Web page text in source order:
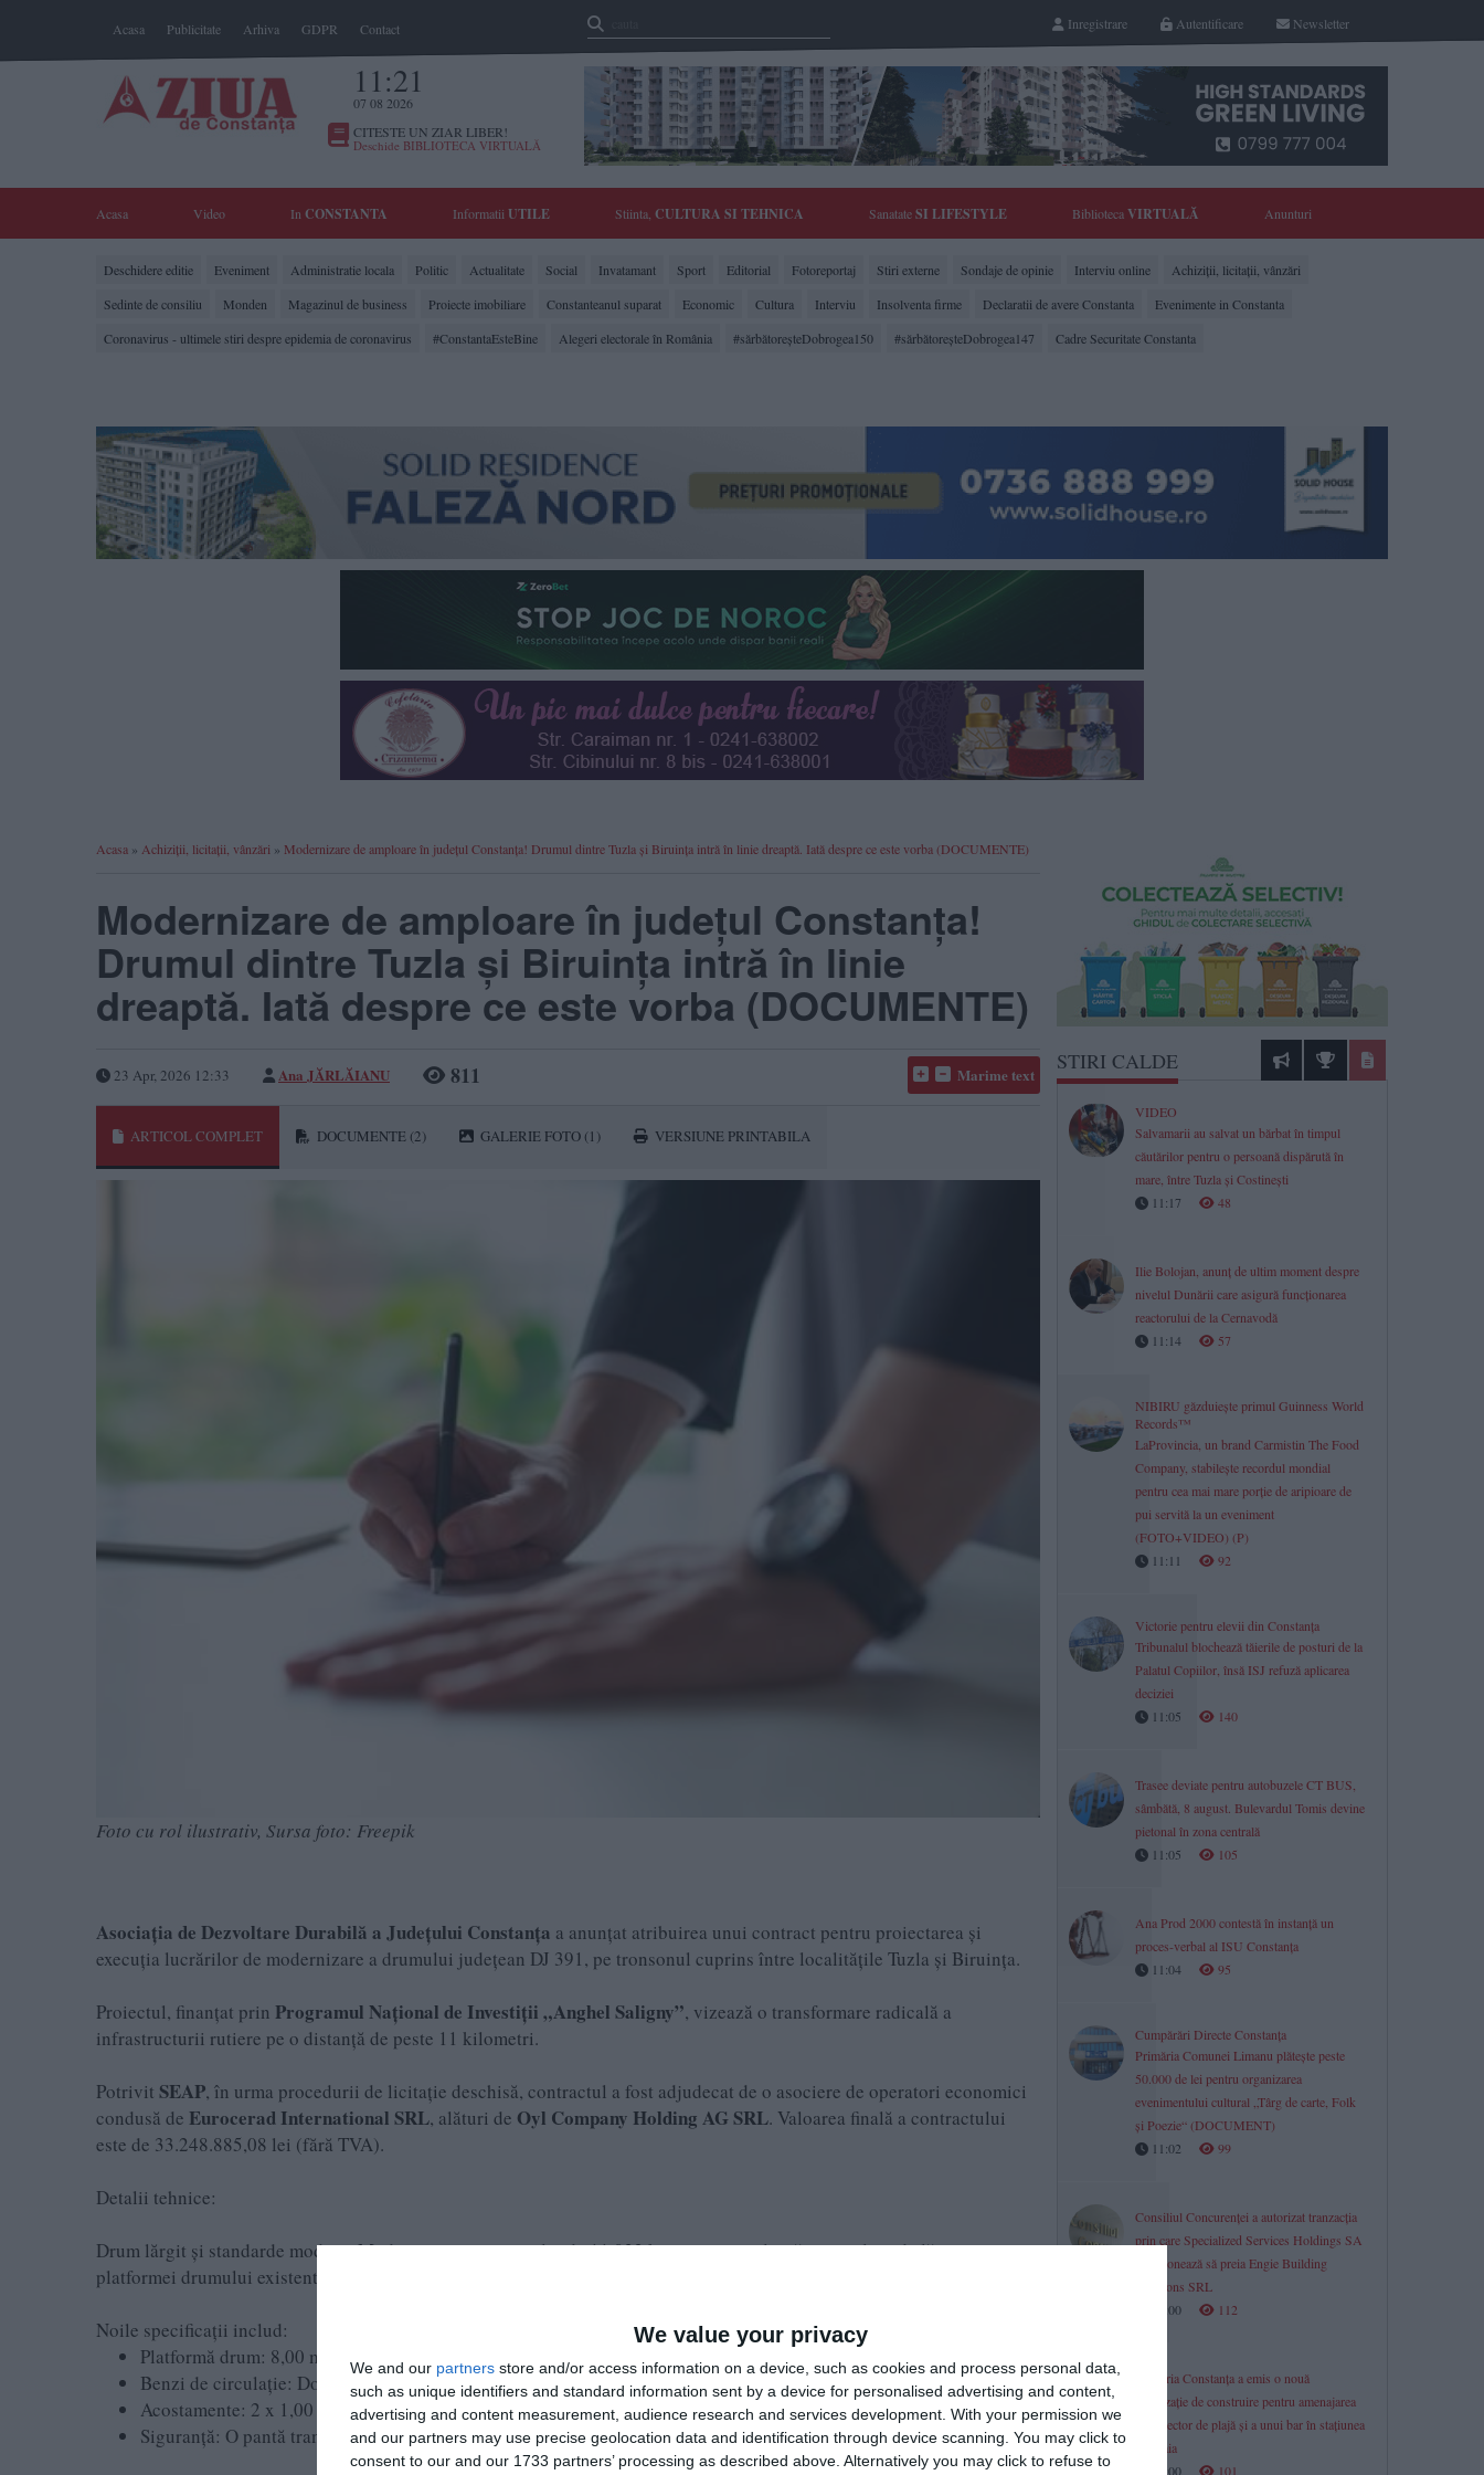
We value your privacy
We and our partners store and/or access information on a device, such as cookies and process personal data,
such as unique identifiers and standard information sent by a device for personalised advertising and content,
advertising and content measurement, audience research and services development. With your permission we
and our partners may use precise geolocation data and identification through device scanning. You may click to
consent to our and our 1733 partners’ processing as described above. Alternatively you may click to refuse to
Acasa Publicitate Arhiva GDPR Contact Newsletter
Autentificare
Inregistrare
11:21
07 08 2026
CITESTE UN ZIAR LIBER!
Deschide BIBLIOTECA VIRTUALĂ
Acasa Video In CONSTANTA Informatii UTILE Stiinta, CULTURA SI TEHNICA SanatateSI LIFESTYLE BibliotecaVIRTUALĂ Anunturi
Deschidere editie Eveniment Administratie locala Politic Actualitate Social Invatamant Sport Editorial Fotoreportaj Stiri externe Sondaje de opinie Interviu online
Achiziții, licitații, vânzări
Sedinte de consiliu
Monden Magazinul de business Proiecte imobiliare Constanteanul suparat Economic Cultura Interviu Insolventa firme Declaratii de avere Constanta
Evenimente in Constanta
Coronavirus - ultimele stiri despre epidemia de coronavirus
#ConstantaEsteBine Alegeri electorale în România #sărbătoreşteDobrogea150 #sărbătoreşteDobrogea147 Cadre Securitate Constanta
Acasa » Achiziții, licitații, vânzări » Modernizare de amploare în județul Constanța! Drumul dintre Tuzla și Biruința intră în linie dreaptă. Iată despre ce este vorba (DOCUMENTE)
Modernizare de amploare în județul Constanța!
Drumul dintre Tuzla și Biruința intră în linie
dreaptă. Iată despre ce este vorba (DOCUMENTE)
23 Apr, 2026 12:33 Ana JĂRLĂIANU 811 Marime text
ARTICOL COMPLET DOCUMENTE (2) GALERIE FOTO (1) VERSIUNE PRINTABILA
Foto cu rol ilustrativ, Sursa foto: Freepik
Asociația de Dezvoltare Durabilă a Județului Constanța a anunțat atribuirea unui contract pentru proiectarea și
execuția lucrărilor de modernizare a drumului județean DJ 391, pe tronsonul cuprins între localitățile Tuzla și Biruința.
Proiectul, finanțat prin Programul Național de Investiții „Anghel Saligny”, vizează o transformare radicală a
infrastructurii rutiere pe o distanță de peste 11 kilometri.
Potrivit SEAP, în urma procedurii de licitație deschisă, contractul a fost adjudecat de o asociere de operatori economici
condusă de Eurocerad International SRL, alături de Oyl Company Holding AG SRL. Valoarea finală a contractului
este de 33.248.885,08 lei (fără TVA).
Detalii tehnice:
Drum lărgit și standarde moderneModernizarea tronsonului de 11,032 km presupune lucrări complexe de lărgire a
platformei drumului existent.
Noile specificații includ:
Platformă drum: 8,00 metri lățime.
Benzi de circulație: Două benzi (una pe sens) de câte 3,00 metri fiecare.
Acostamente: 2 x 1,00 metru, incluzând benzi de încadrare.
Siguranță: O pantă transversală de 2,5% pentru asigurarea scurgerii apelor.
STIRI CALDE
VIDEO
Salvamarii au salvat un bărbat în timpul
căutărilor pentru o persoană dispărută în
mare, între Tuzla și Costinești
11:17
48
Ilie Bolojan, anunț de ultim moment despre
nivelul Dunării care asigură funcționarea
reactorului de la Cernavodă
11:14
57
NIBIRU găzduiește primul Guinness World
Records™
LaProvincia, un brand Carmistin The Food
Company, stabilește recordul mondial
pentru cea mai mare porție de aripioare de
pui servită la un eveniment
(FOTO+VIDEO) (P)
11:11
92
Victorie pentru elevii din Constanța
Tribunalul blochează tăierile de posturi de la
Palatul Copiilor, însă ISJ refuză aplicarea
deciziei
11:05
140
Trasee deviate pentru autobuzele CT BUS,
sâmbătă, 8 august. Bulevardul Tomis devine
pietonal în zona centrală
11:05
105
Ana Prod 2000 contestă în instanță un
proces-verbal al ISU Constanța
11:04
95
Cumpărări Directe Constanța
Primăria Comunei Limanu plătește peste
50.000 de lei pentru organizarea
evenimentului cultural „Târg de carte, Folk
și Poezie“ (DOCUMENT)
11:02
99
Consiliul Concurenţei a autorizat tranzacția
prin care Specialized Services Holdings SA
intenționează să preia Engie Building
Solutions SRL
11:00
112
Primăria Constanța a emis o nouă
autorizație de construire pentru amenajarea
unui sector de plajă și a unui bar în stațiunea
Mamaia
11:00
101